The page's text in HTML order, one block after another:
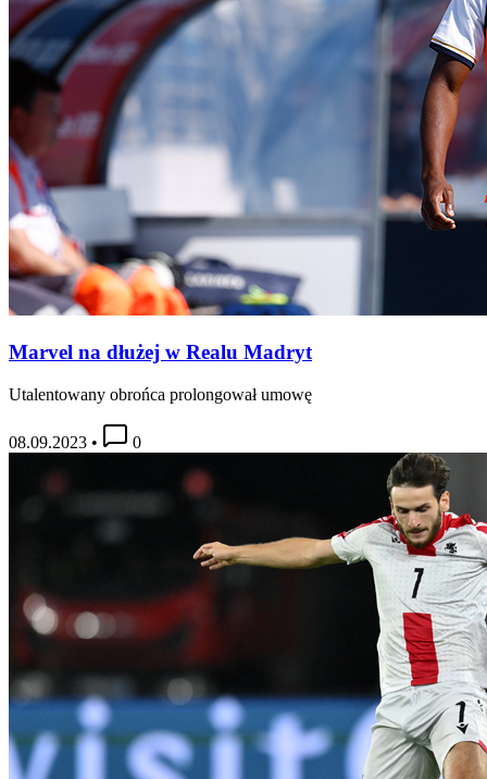
Marvel na dłużej w Realu Madryt
Utalentowany obrońca prolongował umowę
08.09.2023 • 0